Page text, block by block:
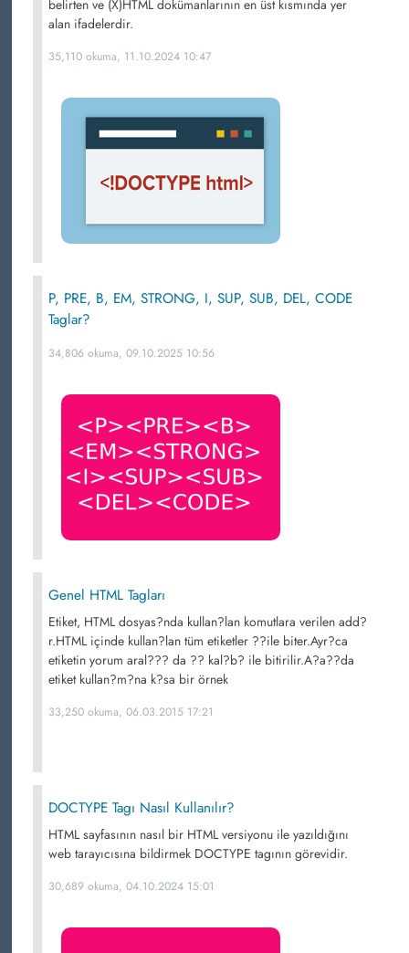
belirten ve (X)HTML dokümanlarının en üst kısmında yer
alan ifadelerdir.
35,110 okuma, 11.10.2024 10:47
P, PRE, B, EM, STRONG, I, SUP, SUB, DEL, CODE
Taglar?
34,806 okuma, 09.10.2025 10:56
Genel HTML Tagları
Etiket, HTML dosyas?nda kullan?lan komutlara verilen add?
r.HTML içinde kullan?lan tüm etiketler ??ile biter.Ayr?ca
etiketin yorum aral??? da ?? kal?b? ile bitirilir.A?a??da
etiket kullan?m?na k?sa bir örnek
33,250 okuma, 06.03.2015 17:21
DOCTYPE Tagı Nasıl Kullanılır?
HTML sayfasının nasıl bir HTML versiyonu ile yazıldığını
web tarayıcısına bildirmek DOCTYPE tagının görevidir.
30,689 okuma, 04.10.2024 15:01